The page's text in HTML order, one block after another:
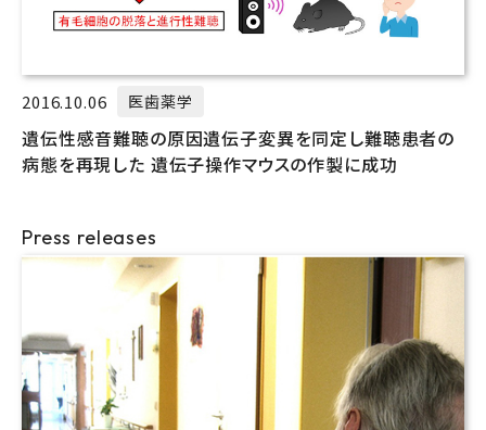
2016.10.06 医歯薬学
遺伝性感音難聴の原因遺伝子変異を同定し難聴患者の
病態を再現した 遺伝子操作マウスの作製に成功
Press releases